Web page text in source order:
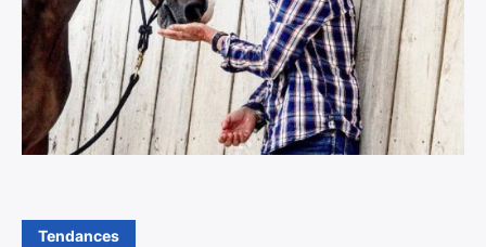
Tendances